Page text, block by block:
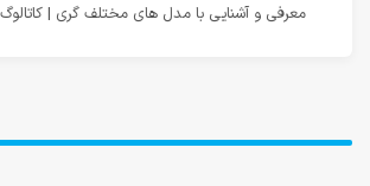
معرفی و آشنایی با مدل های مختلف گری |